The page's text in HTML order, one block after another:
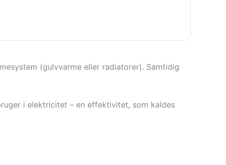
(gulvvarme eller radiatorer). Samtidig
i elektricitet – en effektivitet, som kaldes